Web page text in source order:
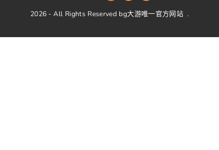
2026 - All Rights Reserved bg大游唯一官方网站 .